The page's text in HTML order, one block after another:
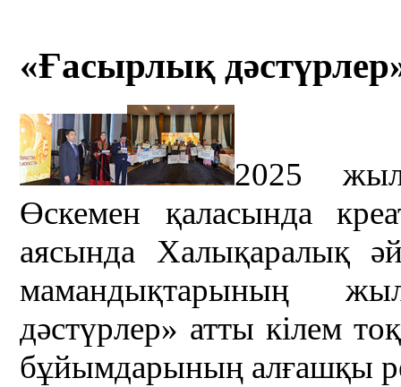
«Ғасырлық
2025
Өскемен қаласында
аясында Халықаралық
мамандықтарының
дәстүрлер» атты кілем
бұйымдарының алғашқы